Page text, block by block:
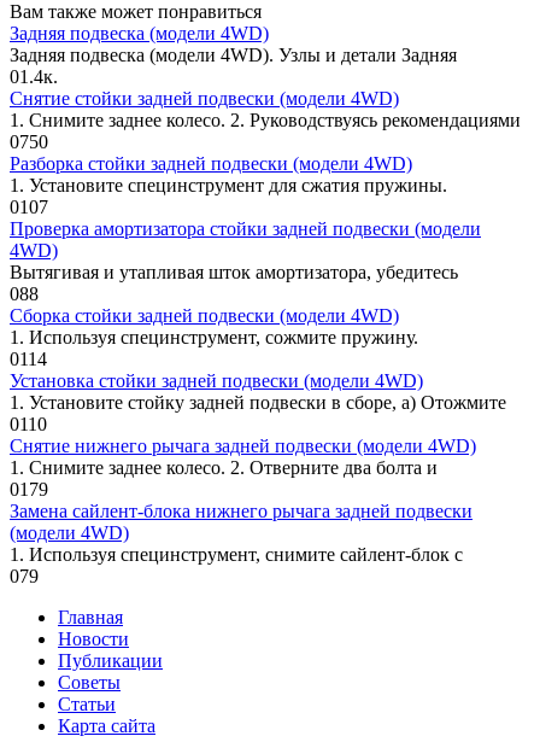
Вам также может понравиться
Задняя подвеска (модели 4WD)
Задняя подвеска (модели 4WD). Узлы и детали Задняя
01.4к.
Снятие стойки задней подвески (модели 4WD)
1. Снимите заднее колесо. 2. Руководствуясь рекомендациями
0750
Разборка стойки задней подвески (модели 4WD)
1. Установите специнструмент для сжатия пружины.
0107
Проверка амортизатора стойки задней подвески (модели
4WD)
Вытягивая и утапливая шток аморти­затора, убедитесь
088
Сборка стойки задней подвески (модели 4WD)
1. Используя специнструмент, сожмите пружину.
0114
Установка стойки задней подвески (модели 4WD)
1. Установите стойку задней подвески в сборе, а) Отожмите
0110
Снятие нижнего рычага задней подвески (модели 4WD)
1. Снимите заднее колесо. 2. Отверните два болта и
0179
Замена сайлент-блока нижнего рычага задней подвески
(модели 4WD)
1. Используя специнструмент, снимите сайлент-блок с
079
Главная
Новости
Публикации
Советы
Статьи
Карта сайта